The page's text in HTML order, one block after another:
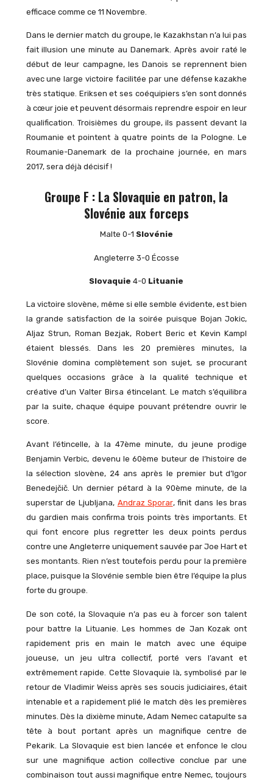
efficace comme ce 11 Novembre.
Dans le dernier match du groupe, le Kazakhstan n’a lui pas
fait illusion une minute au Danemark. Après avoir raté le
début de leur campagne, les Danois se reprennent bien
avec une large victoire facilitée par une défense kazakhe
très statique. Eriksen et ses coéquipiers s’en sont donnés
à cœur joie et peuvent désormais reprendre espoir en leur
qualification. Troisièmes du groupe, ils passent devant la
Roumanie et pointent à quatre points de la Pologne. Le
Roumanie-Danemark de la prochaine journée, en mars
2017, sera déjà décisif !
Groupe F : La Slovaquie en patron, la
Slovénie aux forceps
Malte 0-1 Slovénie
Angleterre 3-0 Écosse
Slovaquie 4-0 Lituanie
La victoire slovène, même si elle semble évidente, est bien
la grande satisfaction de la soirée puisque Bojan Jokic,
Aljaz Strun, Roman Bezjak, Robert Beric et Kevin Kampl
étaient blessés. Dans les 20 premières minutes, la
Slovénie domina complètement son sujet, se procurant
quelques occasions grâce à la qualité technique et
créative d’un Valter Birsa étincelant. Le match s’équilibra
par la suite, chaque équipe pouvant prétendre ouvrir le
score.
Avant l’étincelle, à la 47ème minute, du jeune prodige
Benjamin Verbic, devenu le 60ème buteur de l’histoire de
la sélection slovène, 24 ans après le premier but d’Igor
Benedejčič. Un dernier pétard à la 90ème minute, de la
superstar de Ljubljana, Andraz Sporar, finit dans les bras
du gardien mais confirma trois points très importants. Et
qui font encore plus regretter les deux points perdus
contre une Angleterre uniquement sauvée par Joe Hart et
ses montants. Rien n’est toutefois perdu pour la première
place, puisque la Slovénie semble bien être l’équipe la plus
forte du groupe.
De son coté, la Slovaquie n’a pas eu à forcer son talent
pour battre la Lituanie. Les hommes de Jan Kozak ont
rapidement pris en main le match avec une équipe
joueuse, un jeu ultra collectif, porté vers l’avant et
extrêmement rapide. Cette Slovaquie là, symbolisé par le
retour de Vladimir Weiss après ses soucis judiciaires, était
intenable et a rapidement plié le match dès les premières
minutes. Dès la dixième minute, Adam Nemec catapulte sa
tête à bout portant après un magnifique centre de
Pekarik. La Slovaquie est bien lancée et enfonce le clou
sur une magnifique action collective conclue par une
combinaison tout aussi magnifique entre Nemec, toujours